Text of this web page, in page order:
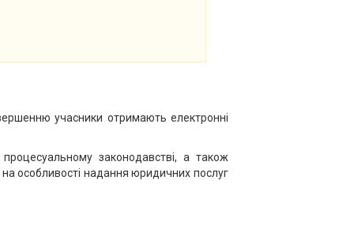
учасники отримають електронні
законодавстві, а також
на особливості надання юридичних послуг